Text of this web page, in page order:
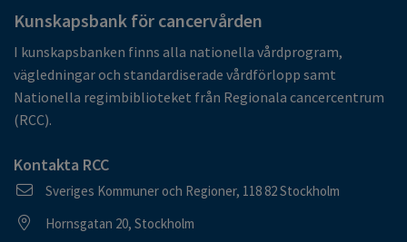
Kunskapsbank för cancervården
I kunskapsbanken finns alla nationella vårdprogram,
vägledningar och standardiserade vårdförlopp samt
Nationella regimbiblioteket från Regionala cancercentrum
(RCC).
Kontakta RCC
Postadress
Sveriges Kommuner och Regioner, 118 82 Stockholm
Besöksadress
Hornsgatan 20, Stockholm